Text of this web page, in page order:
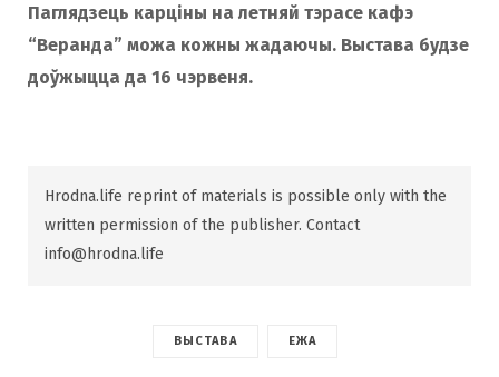
Паглядзець карціны на летняй тэрасе кафэ
“Веранда” можа кожны жадаючы. Выстава будзе
доўжыцца да 16 чэрвеня.
Hrodna.life reprint of materials is possible only with the
written permission of the publisher. Contact
info@hrodna.life
ВЫСТАВА ЕЖА